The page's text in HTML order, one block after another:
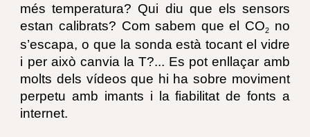
més temperatura? Qui diu que els sensors
estan calibrats? Com sabem que el CO2no
s’escapa, o que la sonda està tocant el vidre
i per això canvia la T?... Es pot enllaçar amb
molts dels vídeos que hi ha sobre moviment
perpetu amb imants i la fiabilitat de fonts a
internet.